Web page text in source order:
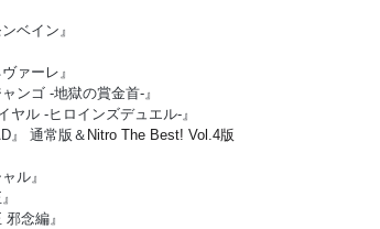
ベイン』
ァーレ』
ンゴ -地獄の賞金首-』
ヤル -ヒロインズデュエル-』
』 通常版＆ Nitro The Best! Vol.4版
ル』
邪念編』